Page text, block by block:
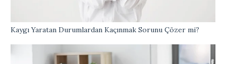
Kaygı Yaratan Durumlardan Kaçınmak Sorunu Çözer mi?